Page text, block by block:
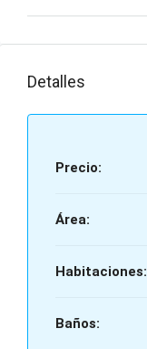
Detalles
Precio:
Área:
Habitaciones:
Baños: